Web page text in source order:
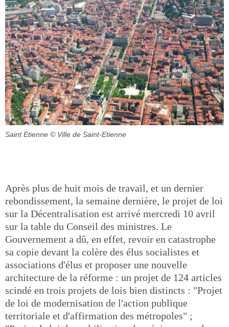
Saint Etienne © Ville de Saint-Etienne
Après plus de huit mois de travail, et un dernier
rebondissement, la semaine dernière, le projet de loi
sur la Décentralisation est arrivé mercredi 10 avril
sur la table du Conseil des ministres. Le
Gouvernement a dû, en effet, revoir en catastrophe
sa copie devant la colère des élus socialistes et
associations d'élus et proposer une nouvelle
architecture de la réforme : un projet de 124 articles
scindé en trois projets de lois bien distincts : "Projet
de loi de modernisation de l'action publique
territoriale et d'affirmation des métropoles" ;